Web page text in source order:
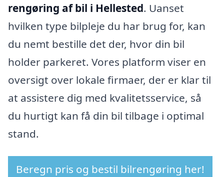
rengøring af bil i Hellested. Uanset
hvilken type bilpleje du har brug for, kan
du nemt bestille det der, hvor din bil
holder parkeret. Vores platform viser en
oversigt over lokale firmaer, der er klar til
at assistere dig med kvalitetsservice, så
du hurtigt kan få din bil tilbage i optimal
stand.
Beregn pris og bestil bilrengøring her!